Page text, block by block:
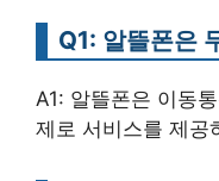
Q1: 알뜰폰은
A1: 알뜰폰은 이동
제로 서비스를 제공